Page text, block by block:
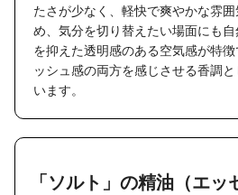
たさが少なく、軽快で爽やかな雰
め、気分を切り替えたい場面にも
を抑えた透明感のある空気感が特
ッシュ感の両方を感じさせる香調
います。
「ソルト」の精油（エ